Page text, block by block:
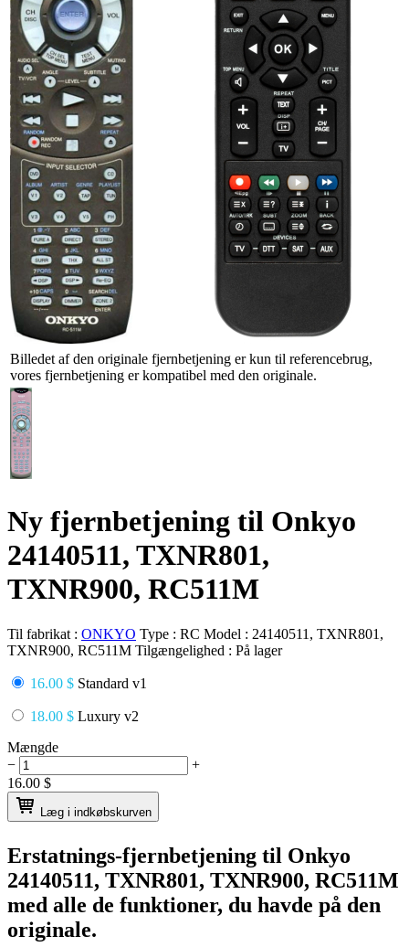
Billedet af den originale fjernbetjening er kun til referencebrug,
vores fjernbetjening er kompatibel med den originale.
Ny fjernbetjening til Onkyo
24140511, TXNR801,
TXNR900, RC511M
Til fabrikat : ONKYO Type : RC Model : 24140511, TXNR801,
TXNR900, RC511M Tilgængelighed : På lager
16.00 $ Standard v1
18.00 $ Luxury v2
Mængde
−
+
16.00 $
Læg i indkøbskurven
Erstatnings-fjernbetjening til Onkyo
24140511, TXNR801, TXNR900, RC511M
med alle de funktioner, du havde på den
originale.